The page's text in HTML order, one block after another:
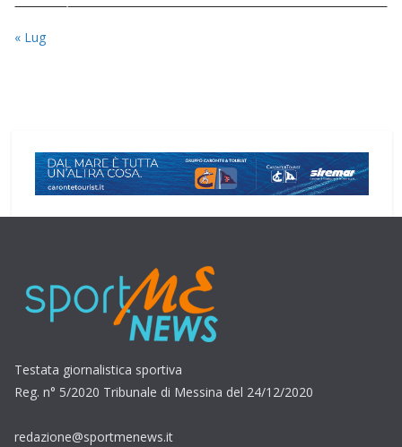
« Lug
Testata giornalistica sportiva
Reg. n° 5/2020 Tribunale di Messina del 24/12/2020
redazione@sportmenews.it